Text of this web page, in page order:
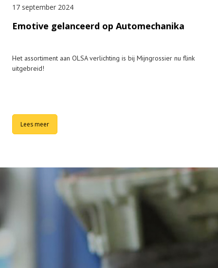
17 september 2024
Emotive gelanceerd op Automechanika
Het assortiment aan OLSA verlichting is bij Mijngrossier nu flink
uitgebreid!
Lees meer